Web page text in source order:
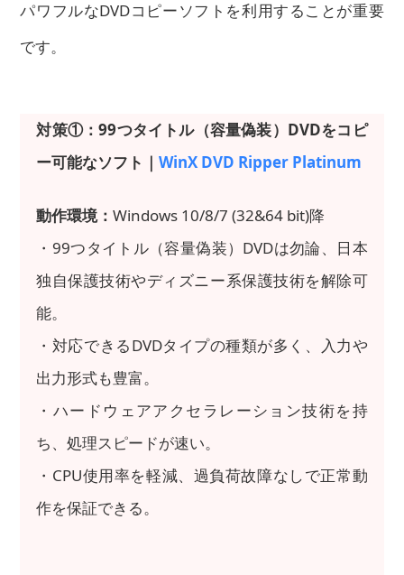
パワフルなDVDコピーソフトを利用することが重要
です。
対策①：99つタイトル（容量偽装）DVDをコピ
ー可能なソフト｜WinX DVD Ripper Platinum
動作環境：Windows 10/8/7 (32&64 bit)降
・99つタイトル（容量偽装）DVDは勿論、日本
独自保護技術やディズニー系保護技術を解除可
能。
・対応できるDVDタイプの種類が多く、入力や
出力形式も豊富。
・ハードウェアアクセラレーション技術を持
ち、処理スピードが速い。
・CPU使用率を軽減、過負荷故障なしで正常動
作を保証できる。